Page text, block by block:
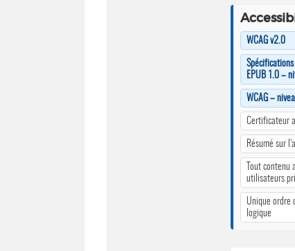
WCAG v2.0
Spécifications
EPUB 1.0 –
WCAG –
Certificateur
Résumé sur
Tout contenu
utilisateurs
Unique ordre
logique